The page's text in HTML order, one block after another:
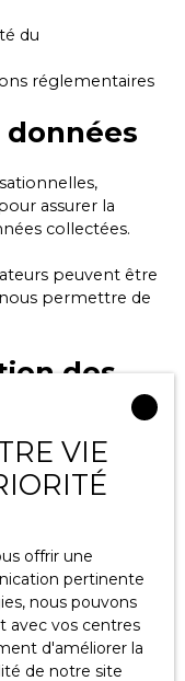
du
réglementaires
assurer la
collectées.
peuvent être
permettre de
des
le temps
conformément
et à la
1978, les
sont traitées
droit d’accéder à
VIE
offrir une
pertinente
nous pouvons
avec vos centres
d'améliorer la
de notre site